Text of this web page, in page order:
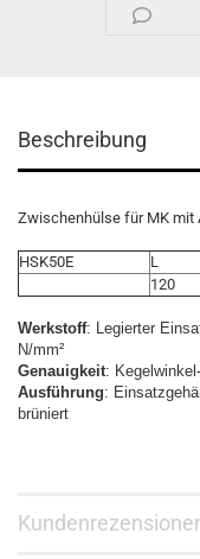
Beschreibung
Zwischenhülse für MK mit
HSK50E L
120
Werkstoff: Legierter
N/mm²
Genauigkeit:
Ausführung:
brüniert